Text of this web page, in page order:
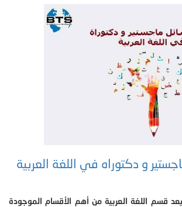
و دكتوراه في اللغة العربية
قسم اللغة العربية من أهم الأقسام الموجودة